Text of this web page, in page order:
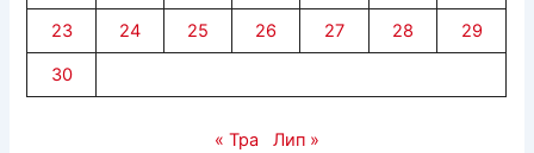
23 24 25 26 27 28 29
30
« Тра Лип »